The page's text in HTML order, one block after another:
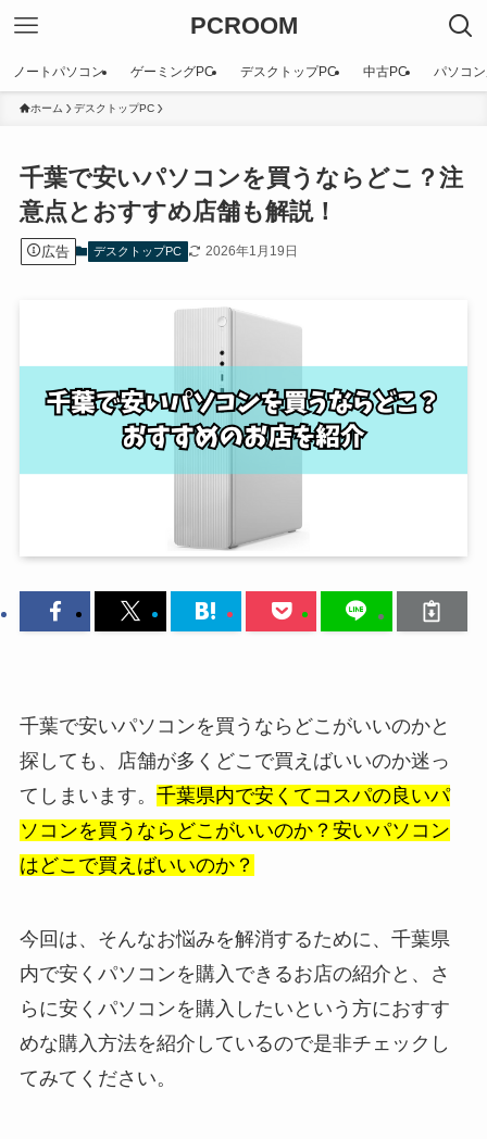
PCROOM
ノートパソコン ゲーミングPC デスクトップPC 中古PC パソコ
ホーム デスクトップPC
千葉で安いパソコンを買うならどこ？注
意点とおすすめ店舗も解説！
広告 デスクトップPC 2026年1月19日
千葉で安いパソコンを買うならどこがいいのかと
探しても、店舗が多くどこで買えばいいのか迷っ
てしまいます。 千葉県内で安くてコスパの良いパ
ソコンを買うならどこがいいのか？安いパソコン
はどこで買えばいいのか？
今回は、そんなお悩みを解消するために、千葉県
内で安くパソコンを購入できるお店の紹介と、さ
らに安くパソコンを購入したいという方におすす
めな購入方法を紹介しているので是非チェックし
てみてください。